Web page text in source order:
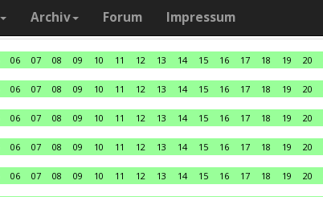
Archiv Forum Impressum
06 07 08 09 10 11 12 13 14 15 16 17 18 19 20
06 07 08 09 10 11 12 13 14 15 16 17 18 19 20
06 07 08 09 10 11 12 13 14 15 16 17 18 19 20
06 07 08 09 10 11 12 13 14 15 16 17 18 19 20
06 07 08 09 10 11 12 13 14 15 16 17 18 19 20